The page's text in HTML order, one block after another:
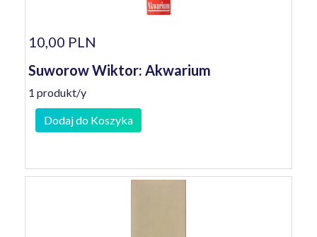
10,00 PLN
Suworow Wiktor: Akwarium
1 produkt/y
Dodaj do Koszyka